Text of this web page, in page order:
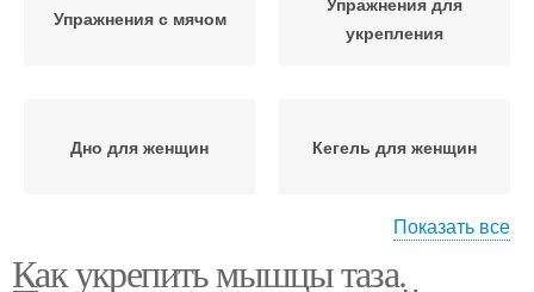
Упражнения с мячом
укрепления
Дно для женщин Кегель для женщин
Показать все
Как укрепить мышцы таза.